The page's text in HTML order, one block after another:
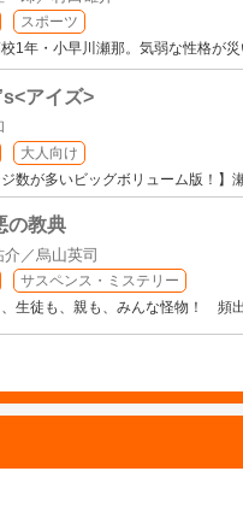
スポーツ
1年・小早川瀬那。気弱な性格が
アイズ>
大人向け
ジ数が多いビッグボリューム版！
の教典
介／烏山英司
サスペンス・ミステリー
生徒も、親も、みんな怪物！ 頻